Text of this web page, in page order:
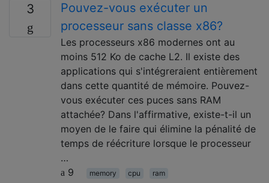
3
Pouvez-vous exécuter un
processeur sans classe x86?
Les processeurs x86 modernes ont au
moins 512 Ko de cache L2. Il existe des
applications qui s'intégreraient entièrement
dans cette quantité de mémoire. Pouvez-
vous exécuter ces puces sans RAM
attachée? Dans l'affirmative, existe-t-il un
moyen de le faire qui élimine la pénalité de
temps de réécriture lorsque le processeur
…
9
memory cpu ram